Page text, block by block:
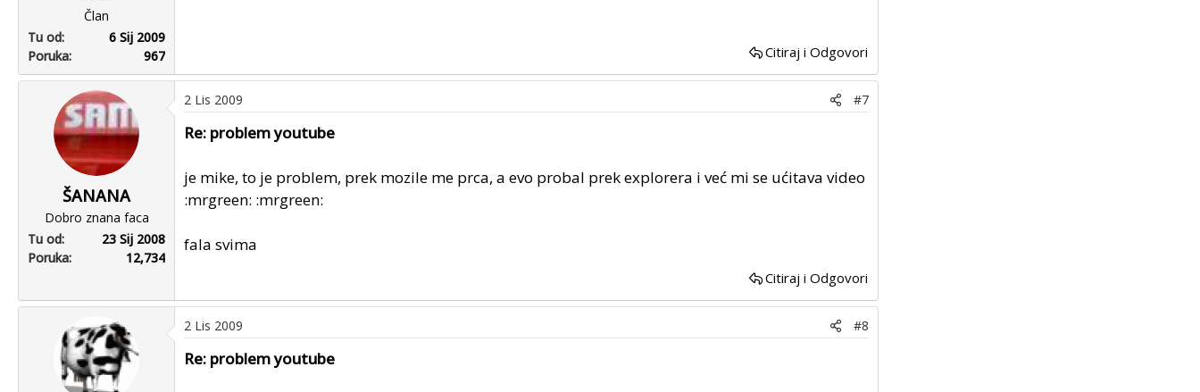
Član
Tu od
6 Sij 2009
Poruka
967 Citiraj i Odgovori
ŠANANA
Dobro znana faca
Tu od
23 Sij 2008
Poruka
12,734
2 Lis 2009 #7
Re: problem youtube
je mike, to je problem, prek mozile me prca, a evo probal prek explorera i već mi se ućitava video
:mrgreen: :mrgreen:
fala svima
Citiraj i Odgovori
2 Lis 2009 #8
Re: problem youtube